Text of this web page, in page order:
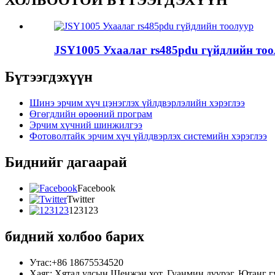
JSY1005 Ухаалаг rs485pdu гүйдлийн
Бүтээгдэхүүн
Шинэ эрчим хүч цэнэглэх үйлдвэрлэлийн хэрэглээ
Өгөгдлийн өрөөний програм
Эрчим хүчний шинжилгээ
Фотоволтайк эрчим хүч үйлдвэрлэх системийн хэрэглээ
Биднийг дагаарай
Facebook
Twitter
123123
бидний холбоо барих
Утас:+86 18675534520